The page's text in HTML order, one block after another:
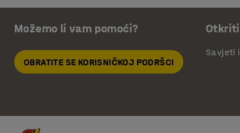
Možemo li vam pomoći?
OBRATITE SE KORISNIČKOJ PODRŠCI
Savjeti